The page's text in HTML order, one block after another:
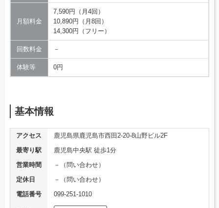
月額料金
7,590円（月4回）
10,890円（月8回）
14,300円（フリー）
回数料金 －
体験等 0円
基本情報
アクセス
鹿児島県鹿児島市西田2-20-8山野ビル2F
最寄り駅
鹿児島中央駅 徒歩1分
営業時間
－（問い合わせ）
定休日
－（問い合わせ）
電話番号
099-251-1010